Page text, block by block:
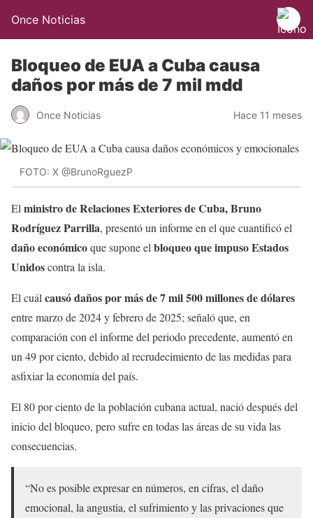
Once Noticias
Bloqueo de EUA a Cuba causa
daños por más de 7 mil mdd
Once Noticias Hace 11 meses
FOTO: X @BrunoRguezP
El ministro de Relaciones Exteriores de Cuba, Bruno
Rodríguez Parrilla, presentó un informe en el que cuantificó el
daño económicoque supone el bloqueo que impuso Estados
Unidoscontra la isla.
El cuál causó daños por más de 7 mil 500 millones de dólares
entre marzo de 2024 y febrero de 2025; señaló que, en
comparación con el informe del periodo precedente, aumentó en
un 49 por ciento, debido al recrudecimiento de las medidas para
asfixiar la economía del país.
El 80 por ciento de la población cubana actual, nació después del
inicio del bloqueo, pero sufre en todas las áreas de su vida las
consecuencias.
“No es posible expresar en números, en cifras, el daño
emocional, la angustia, el sufrimiento y las privaciones que